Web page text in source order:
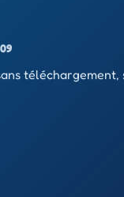
téléchargement,